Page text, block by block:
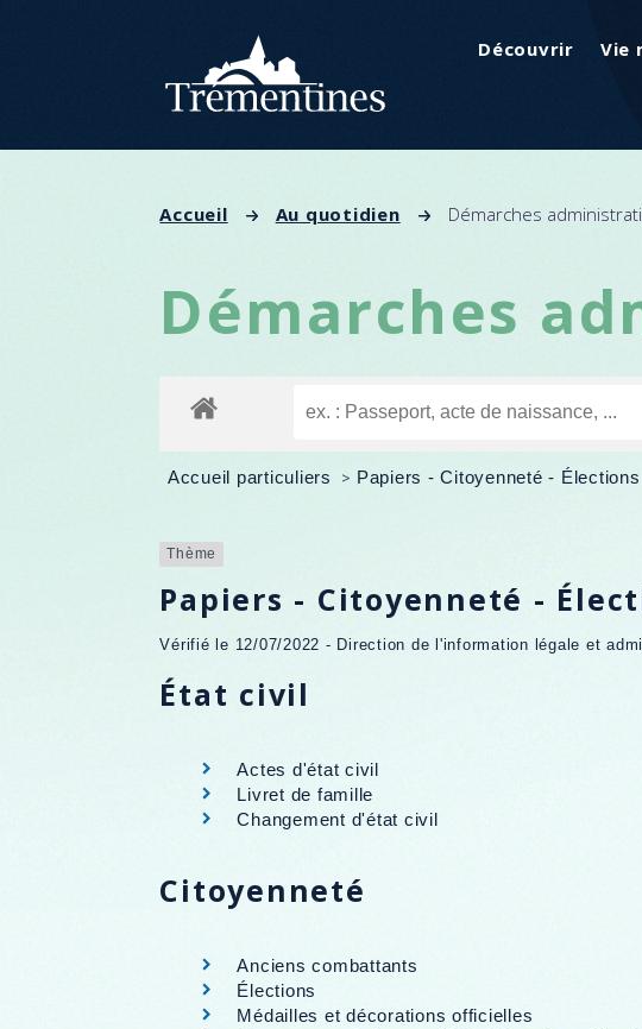
Découvrir Vie
Accueil Au quotidien Démarches
Démarches
Accueil particuliers > Papiers - Citoyenneté - Élections
Thème
Papiers - Citoyenneté -
Vérifié le 12/07/2022 - Direction de l'information légale et
État civil
Actes d'état civil
Livret de famille
Changement d'état civil
Citoyenneté
Anciens combattants
Élections
Médailles et décorations officielles